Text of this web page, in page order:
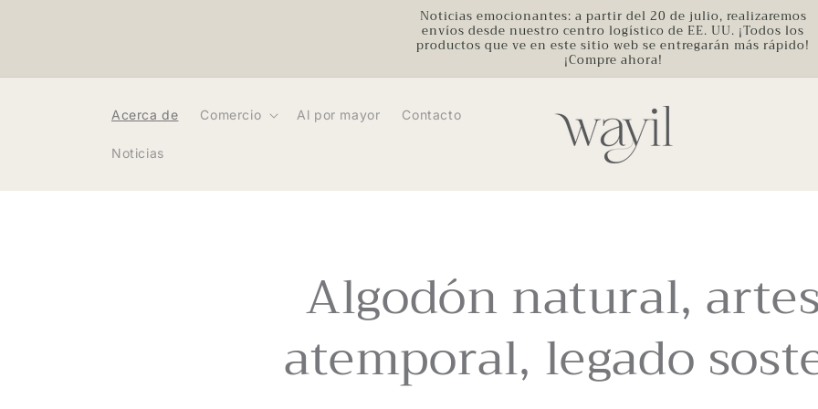
Noticias emocionantes: a partir del 20 de julio, realizaremos
envíos desde nuestro centro logístico de EE. UU. ¡Todos los
productos que ve en este sitio web se entregarán más rápido!
¡Compre ahora!
Acerca de Comercio Al por mayor Contacto
Noticias
Algodón natural,
atemporal, legado